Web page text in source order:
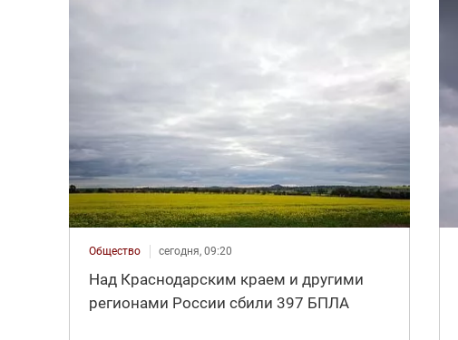
Общество сегодня, 09:20
Над Краснодарским краем и другими
регионами России сбили 397 БПЛА